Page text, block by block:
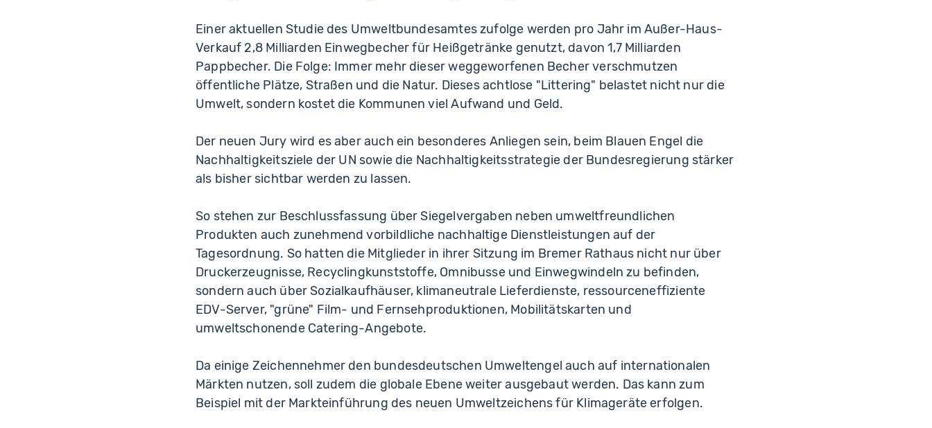
Einer aktuellen Studie des Umweltbundesamtes zufolge werden pro Jahr im Außer-Haus-
Verkauf 2,8 Milliarden Einwegbecher für Heißgetränke genutzt, davon 1,7 Milliarden
Pappbecher. Die Folge: Immer mehr dieser weggeworfenen Becher verschmutzen
öffentliche Plätze, Straßen und die Natur. Dieses achtlose "Littering" belastet nicht nur die
Umwelt, sondern kostet die Kommunen viel Aufwand und Geld.
Der neuen Jury wird es aber auch ein besonderes Anliegen sein, beim Blauen Engel die
Nachhaltigkeitsziele der UN sowie die Nachhaltigkeitsstrategie der Bundesregierung stärker
als bisher sichtbar werden zu lassen.
So stehen zur Beschlussfassung über Siegelvergaben neben umweltfreundlichen
Produkten auch zunehmend vorbildliche nachhaltige Dienstleistungen auf der
Tagesordnung. So hatten die Mitglieder in ihrer Sitzung im Bremer Rathaus nicht nur über
Druckerzeugnisse, Recyclingkunststoffe, Omnibusse und Einwegwindeln zu befinden,
sondern auch über Sozialkaufhäuser, klimaneutrale Lieferdienste, ressourceneffiziente
EDV-Server, "grüne" Film- und Fernsehproduktionen, Mobilitätskarten und
umweltschonende Catering-Angebote.
Da einige Zeichennehmer den bundesdeutschen Umweltengel auch auf internationalen
Märkten nutzen, soll zudem die globale Ebene weiter ausgebaut werden. Das kann zum
Beispiel mit der Markteinführung des neuen Umweltzeichens für Klimageräte erfolgen.